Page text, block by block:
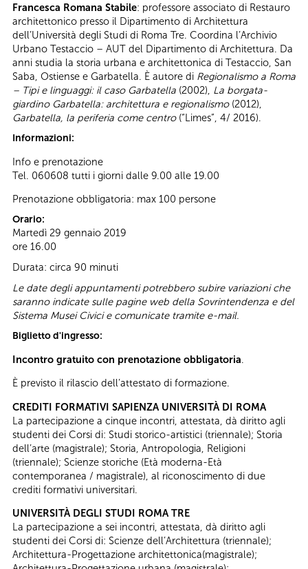
Francesca Romana Stabile: professore associato di Restauro
architettonico presso il Dipartimento di Architettura
dell’Università degli Studi di Roma Tre. Coordina l’Archivio
Urbano Testaccio – AUT del Dipartimento di Architettura. Da
anni studia la storia urbana e architettonica di Testaccio, San
Saba, Ostiense e Garbatella. È autore di Regionalismo a Roma
– Tipi e linguaggi: il caso Garbatella (2002), La borgata-
giardino Garbatella: architettura e regionalismo(2012),
Garbatella, la periferia come centro(“Limes”, 4/ 2016).
Informazioni:
Info e prenotazione
Tel. 060608 tutti i giorni dalle 9.00 alle 19.00
Prenotazione obbligatoria: max 100 persone
Orario:
Martedì 29 gennaio 2019
ore 16.00
Durata: circa 90 minuti
Le date degli appuntamenti potrebbero subire variazioni che
saranno indicate sulle pagine web della Sovrintendenza e del
Sistema Musei Civici e comunicate tramite e-mail.
Biglietto d'ingresso:
Incontro gratuito con prenotazione obbligatoria.
È previsto il rilascio dell’attestato di formazione.
CREDITI FORMATIVI SAPIENZA UNIVERSITÀ DI ROMA
La partecipazione a cinque incontri, attestata, dà diritto agli
studenti dei Corsi di: Studi storico-artistici (triennale); Storia
dell’arte (magistrale); Storia, Antropologia, Religioni
(triennale); Scienze storiche (Età moderna-Età
contemporanea / magistrale), al riconoscimento di due
crediti formativi universitari.
UNIVERSITÀ DEGLI STUDI ROMA TRE
La partecipazione a sei incontri, attestata, dà diritto agli
studenti dei Corsi di: Scienze dell’Architettura (triennale);
Architettura-Progettazione architettonica(magistrale);